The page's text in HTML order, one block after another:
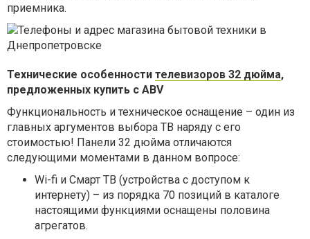
приемника.
Технические особенности телевизоров 32 дюйма,
предложенных купить с ABV
Функциональность и техническое оснащение – один из
главных аргументов выбора ТВ наряду с его
стоимостью! Панели 32 дюйма отличаются
следующими моментами в данном вопросе:
Wi-fi и Смарт ТВ (устройства с доступом к
интернету) – из порядка 70 позиций в каталоге
настоящими функциями оснащены половина
агрегатов.